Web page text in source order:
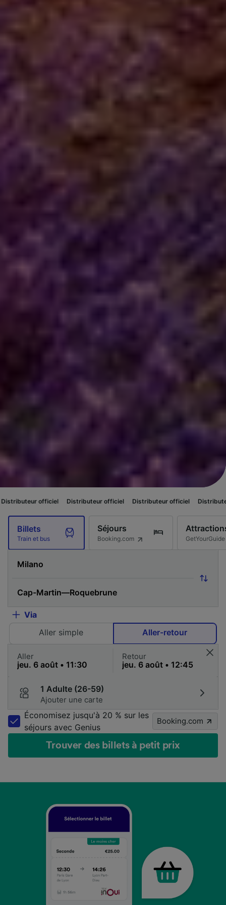
Distributeur officiel Distributeur officiel Distributeur officiel
Billets
Train et bus
Séjours
Booking.com GetYourGuide
Via
Aller simple
Aller-retour
Aller Retour
1 Adulte (26-59)
Ajouter une carte
Économisez jusqu'à 20 % sur les
séjours avec Genius
Booking.com
Trouver des billets à petit prix